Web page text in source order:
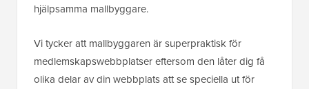
hjälpsamma mallbyggare.
Vi tycker att mallbyggaren är superpraktisk för
medlemskapswebbplatser eftersom den låter dig få
olika delar av din webbplats att se speciella ut för